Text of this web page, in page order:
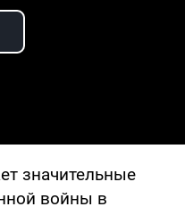
Video
значительные
войны в